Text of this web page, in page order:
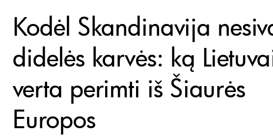
Kodėl Skandinavija
didelės karvės: ką
verta perimti iš Šiaurės
Europos